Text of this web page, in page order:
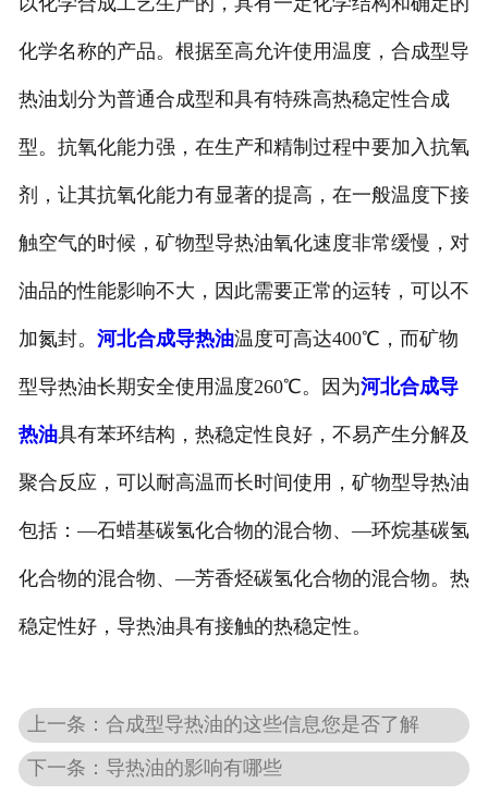
化学名称的产品。根据至高允许使用温度，合成型导
热油划分为普通合成型和具有特殊高热稳定性合成
型。抗氧化能力强，在生产和精制过程中要加入抗氧
剂，让其抗氧化能力有显著的提高，在一般温度下接
触空气的时候，矿物型导热油氧化速度非常缓慢，对
油品的性能影响不大，因此需要正常的运转，可以不
加氮封。 河北合成导热油温度可高达400℃，而矿物
型导热油长期安全使用温度260℃。因为河北合成导
热油具有苯环结构，热稳定性良好，不易产生分解及
聚合反应，可以耐高温而长时间使用，矿物型导热油
包括：—石蜡基碳氢化合物的混合物、—环烷基碳氢
化合物的混合物、—芳香烃碳氢化合物的混合物。热
稳定性好，导热油具有接触的热稳定性。
上一条：合成型导热油的这些信息您是否了解
下一条：导热油的影响有哪些